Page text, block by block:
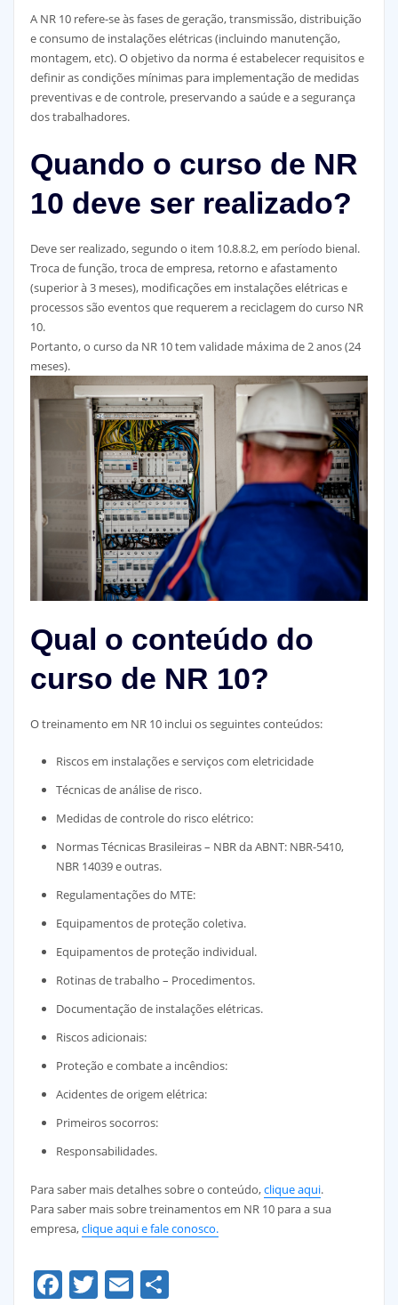
A NR 10 refere-se às fases de geração, transmissão, distribuição
e consumo de instalações elétricas (incluindo manutenção,
montagem, etc). O objetivo da norma é estabelecer requisitos e
definir as condições mínimas para implementação de medidas
preventivas e de controle, preservando a saúde e a segurança
dos trabalhadores.
Quando o curso de NR
10 deve ser realizado?
Deve ser realizado, segundo o item 10.8.8.2, em período bienal.
Troca de função, troca de empresa, retorno e afastamento
(superior à 3 meses), modificações em instalações elétricas e
processos são eventos que requerem a reciclagem do curso NR
10.
Portanto, o curso da NR 10 tem validade máxima de 2 anos (24
meses).
Qual o conteúdo do
curso de NR 10?
O treinamento em NR 10 inclui os seguintes conteúdos:
Riscos em instalações e serviços com eletricidade
Técnicas de análise de risco.
Medidas de controle do risco elétrico:
Normas Técnicas Brasileiras – NBR da ABNT: NBR-5410,
NBR 14039 e outras.
Regulamentações do MTE:
Equipamentos de proteção coletiva.
Equipamentos de proteção individual.
Rotinas de trabalho – Procedimentos.
Documentação de instalações elétricas.
Riscos adicionais:
Proteção e combate a incêndios:
Acidentes de origem elétrica:
Primeiros socorros:
Responsabilidades.
Para saber mais detalhes sobre o conteúdo,clique aqui.
Para saber mais sobre treinamentos em NR 10 para a sua
empresa,clique aqui e fale conosco.
Facebook
Twitter
EmailShare